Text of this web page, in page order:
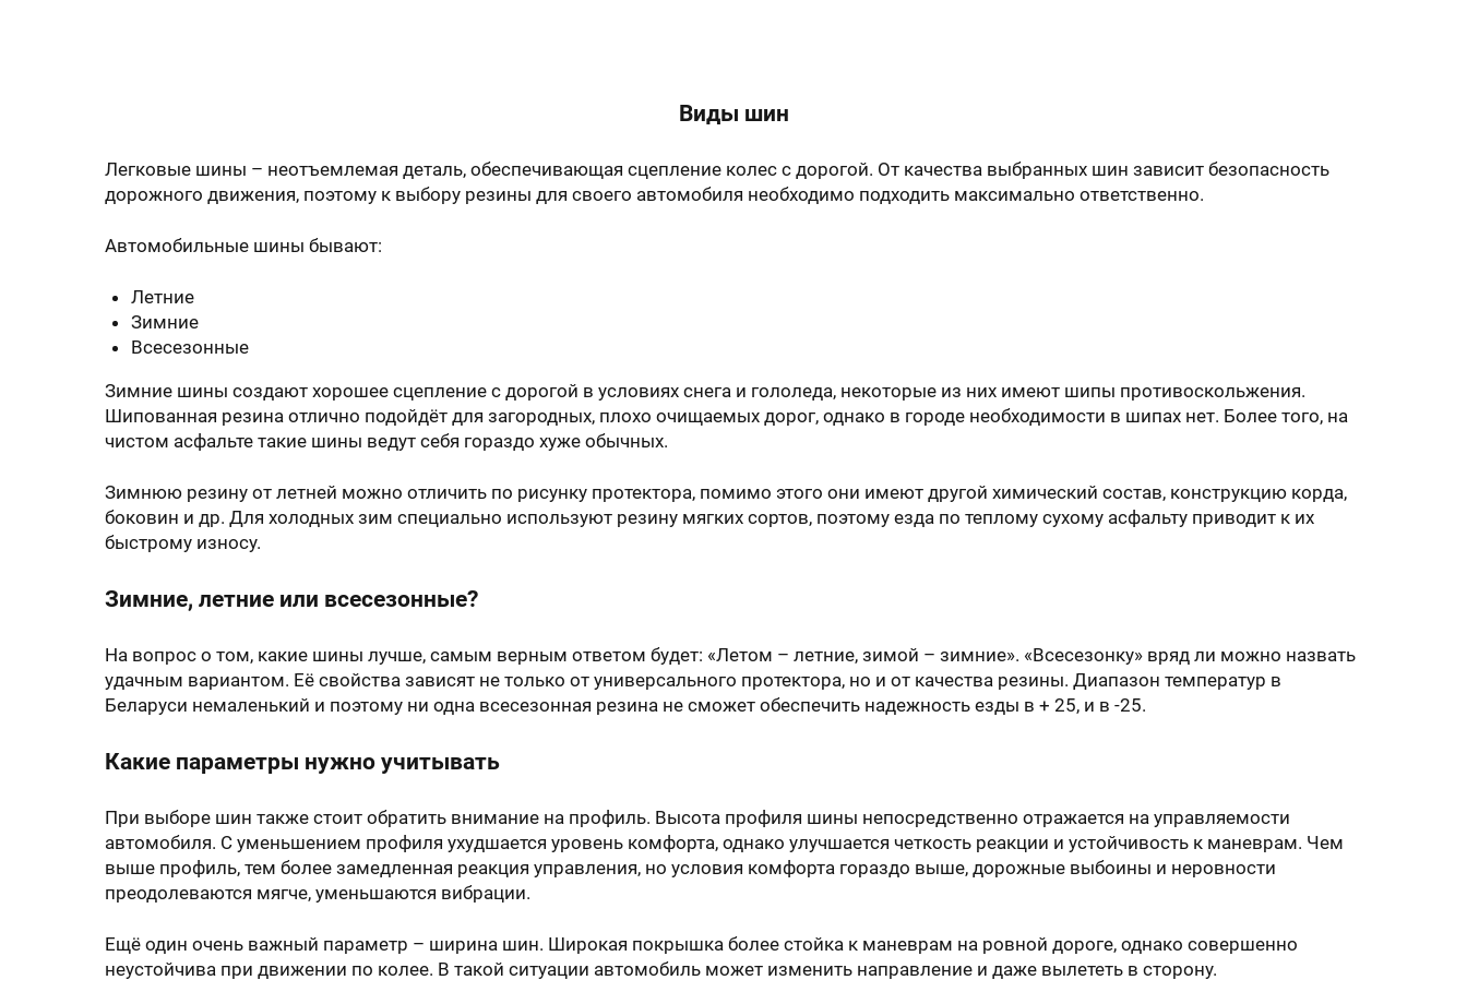
Виды шин
Легковые шины – неотъемлемая деталь, обеспечивающая сцепление колес с дорогой. От качества выбранных шин зависит безопасность
дорожного движения, поэтому к выбору резины для своего автомобиля необходимо подходить максимально ответственно.
Автомобильные шины бывают:
Летние
Зимние
Всесезонные
Зимние шины создают хорошее сцепление с дорогой в условиях снега и гололеда, некоторые из них имеют шипы противоскольжения.
Шипованная резина отлично подойдёт для загородных, плохо очищаемых дорог, однако в городе необходимости в шипах нет. Более того, на
чистом асфальте такие шины ведут себя гораздо хуже обычных.
Зимнюю резину от летней можно отличить по рисунку протектора, помимо этого они имеют другой химический состав, конструкцию корда,
боковин и др. Для холодных зим специально используют резину мягких сортов, поэтому езда по теплому сухому асфальту приводит к их
быстрому износу.
Зимние, летние или всесезонные?
На вопрос о том, какие шины лучше, самым верным ответом будет: «Летом – летние, зимой – зимние». «Всесезонку» вряд ли можно назвать
удачным вариантом. Её свойства зависят не только от универсального протектора, но и от качества резины. Диапазон температур в
Беларуси немаленький и поэтому ни одна всесезонная резина не сможет обеспечить надежность езды в + 25, и в -25.
Какие параметры нужно учитывать
При выборе шин также стоит обратить внимание на профиль. Высота профиля шины непосредственно отражается на управляемости
автомобиля. С уменьшением профиля ухудшается уровень комфорта, однако улучшается четкость реакции и устойчивость к маневрам. Чем
выше профиль, тем более замедленная реакция управления, но условия комфорта гораздо выше, дорожные выбоины и неровности
преодолеваются мягче, уменьшаются вибрации.
Ещё один очень важный параметр – ширина шин. Широкая покрышка более стойка к маневрам на ровной дороге, однако совершенно
неустойчива при движении по колее. В такой ситуации автомобиль может изменить направление и даже вылететь в сторону.